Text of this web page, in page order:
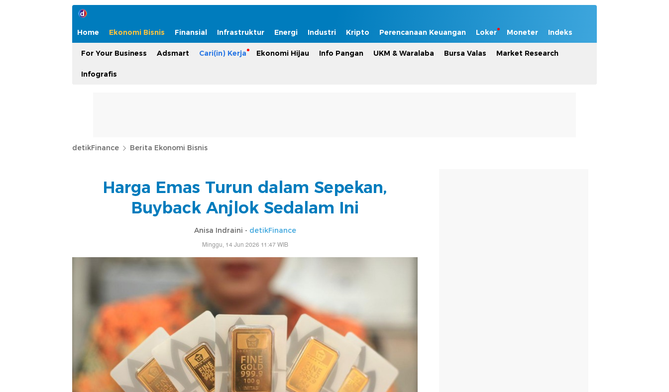
Home Ekonomi Bisnis Finansial Infrastruktur Energi Industri Kripto Perencanaan Keuangan Loker Moneter Indeks
For Your Business Adsmart Cari(in) Kerja Ekonomi Hijau Info Pangan UKM & Waralaba Bursa Valas Market Research
Infografis
detikFinance Berita Ekonomi Bisnis
Harga Emas Turun dalam Sepekan,
Buyback Anjlok Sedalam Ini
Anisa Indraini - detikFinance
Minggu, 14 Jun 2026 11:47 WIB